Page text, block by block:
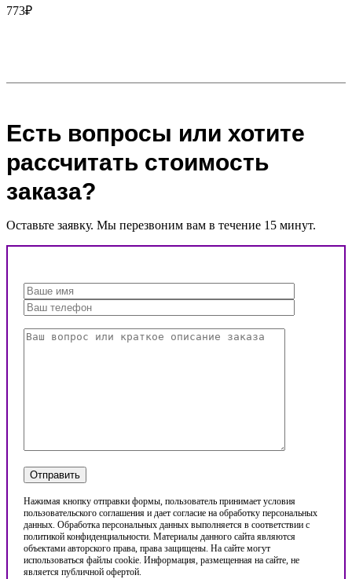
773₽
Есть вопросы или хотите
рассчитать стоимость
заказа?
Оставьте заявку. Мы перезвоним вам в течение 15 минут.
Нажимая кнопку отправки формы, пользователь принимает условия
пользовательского соглашения и дает согласие на обработку персональных
данных. Обработка персональных данных выполняется в соответствии с
политикой конфиденциальности. Материалы данного сайта являются
объектами авторского права, права защищены. На сайте могут
использоваться файлы cookie. Информация, размещенная на сайте, не
является публичной офертой.